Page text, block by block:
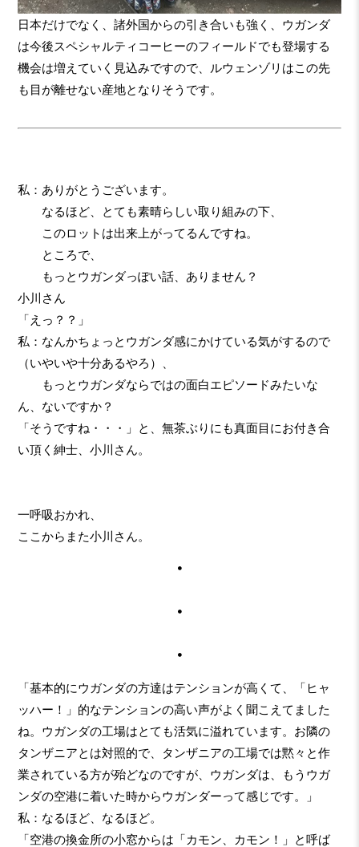
日本だけでなく、諸外国からの引き合いも強く、ウガンダ
は今後スペシャルティコーヒーのフィールドでも登場する
機会は増えていく見込みですので、ルウェンゾリはこの先
も目が離せない産地となりそうです。
私：ありがとうございます。
なるほど、とても素晴らしい取り組みの下、
このロットは出来上がってるんですね。
ところで、
もっとウガンダっぽい話、ありません？
小川さん
「えっ？？」
私：なんかちょっとウガンダ感にかけている気がするので
（いやいや十分あるやろ）、
もっとウガンダならではの面白エピソードみたいな
ん、ないですか？
「そうですね・・・」と、無茶ぶりにも真面目にお付き合
い頂く紳士、小川さん。
一呼吸おかれ、
ここからまた小川さん。
・
・
・
「基本的にウガンダの方達はテンションが高くて、「ヒャ
ッハー！」的なテンションの高い声がよく聞こえてました
ね。ウガンダの工場はとても活気に溢れています。お隣の
タンザニアとは対照的で、タンザニアの工場では黙々と作
業されている方が殆どなのですが、ウガンダは、もうウガ
ンダの空港に着いた時からウガンダーって感じです。」
私：なるほど、なるほど。
「空港の換金所の小窓からは「カモン、カモン！」と呼ば